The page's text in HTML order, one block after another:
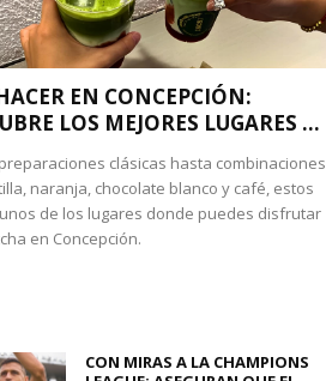
EN CONCEPCIÓN:
LOS MEJORES LUGARES ...
clásicas hasta combinaciones
naranja, chocolate blanco y café, estos
de los lugares donde puedes disfrutar
en Concepción.
CON MIRAS A LA CHAMPIONS